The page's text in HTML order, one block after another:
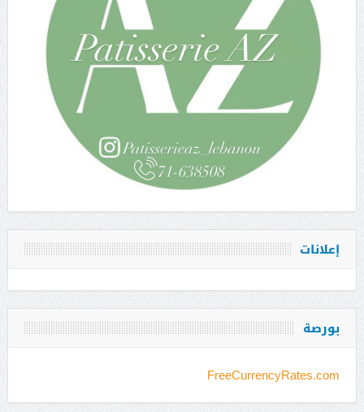
إعلانات
بورصة
FreeCurrencyRates.com